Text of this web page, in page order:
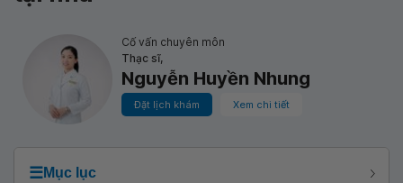
Cố vấn chuyên môn
Thạc sĩ,
Nguyễn Huyền Nhung
Đặt lịch khám Xem chi tiết
☰Mục lục